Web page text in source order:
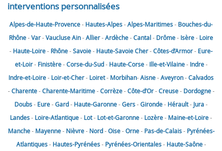
interventions personnalisées
Alpes-de-Haute-Provence- Hautes-Alpes-Alpes-Maritimes- Bouches-du-
Rhône-Var-VaucluseAin-Allier-Ardèche-Cantal- Drôme- Isère- Loire
- Haute-Loire- Rhône-Savoie- Haute-SavoieCher-Côtes-d’Armor- Eure-
et-Loir- Finistère-Corse-du-Sud- Haute-Corse- Ille-et-Vilaine- Indre-
Indre-et-Loire- Loir-et-Cher- Loiret- Morbihan-Aisne-Aveyron-Calvados
-Charente-Charente-Maritime-Corrèze-Côte-d’Or-Creuse- Dordogne-
Doubs- Eure-Gard- Haute-Garonne-Gers-Gironde- Hérault- Jura-
Landes- Loire-Atlantique- Lot- Lot-et-Garonne- Lozère- Maine-et-Loire-
Manche- Mayenne- Nièvre- Nord-Oise-Orne- Pas-de-Calais- Pyrénées-
Atlantiques- Hautes-Pyrénées- Pyrénées-Orientales- Haute-Saône-